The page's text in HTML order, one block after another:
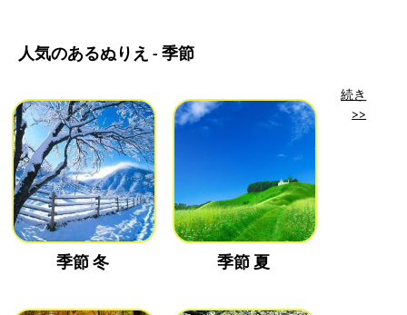
人気のあるぬりえ - 季節
季節 冬 季節 夏
続き
>>